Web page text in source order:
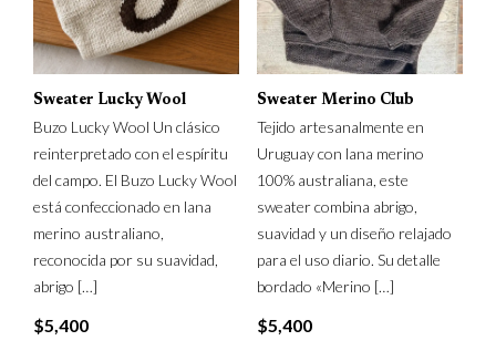
Sweater Lucky Wool
Buzo Lucky Wool Un clásico
reinterpretado con el espíritu
del campo. El Buzo Lucky Wool
está confeccionado en lana
merino australiano,
reconocida por su suavidad,
abrigo […]
$5,400
Sweater Merino Club
Tejido artesanalmente en
Uruguay con lana merino
100% australiana, este
sweater combina abrigo,
suavidad y un diseño relajado
para el uso diario. Su detalle
bordado «Merino […]
$5,400